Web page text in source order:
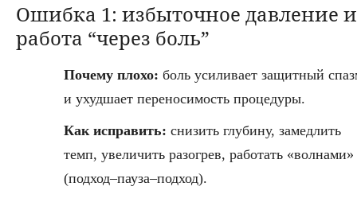
Ошибка 1: избыточное давление и
работа “через боль”
Почему плохо: боль усиливает защитный
и ухудшает переносимость процедуры.
Как исправить: снизить глубину, замедлить
темп, увеличить разогрев, работать «волнами»
(подход–пауза–подход).